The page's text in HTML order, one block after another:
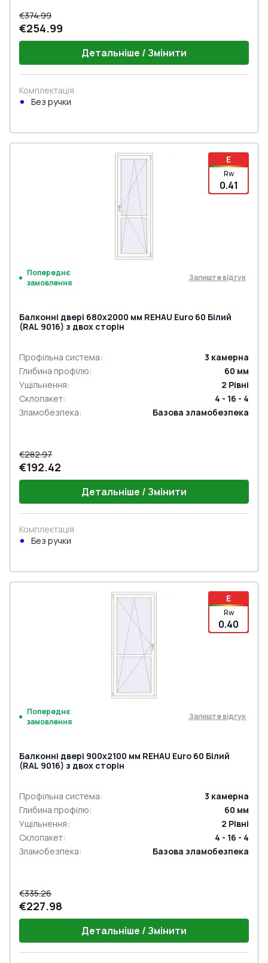
€374.99
€254.99
Детальніше / Змінити
Комплектація
Без ручки
E
Rw
0.41
Попереднє
замовлення
Залиште відгук
Балконні двері 680x2000 мм REHAU Euro 60 Білий
(RAL 9016) з двох сторін
Профільна система: 3 камерна
Глибина профілю: 60 мм
Ущільнення: 2 Рівні
Склопакет:
4 - 16 - 4
Зламобезпека: Базова зламобезпека
€282.97
€192.42
Детальніше / Змінити
Комплектація
Без ручки
E
Rw
0.40
Попереднє
замовлення
Залиште відгук
Балконні двері 900x2100 мм REHAU Euro 60 Білий
(RAL 9016) з двох сторін
Профільна система: 3 камерна
Глибина профілю: 60 мм
Ущільнення: 2 Рівні
Склопакет:
4 - 16 - 4
Зламобезпека: Базова зламобезпека
€335.26
€227.98
Детальніше / Змінити